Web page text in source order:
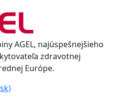
AGEL, najúspešnejšieho
zdravotnej
Európe.